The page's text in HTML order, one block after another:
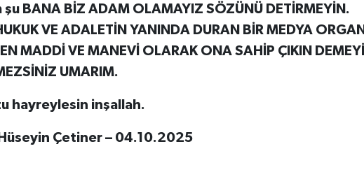
BANA BİZ ADAM OLAMAYIZ SÖZÜNÜ DETİRMEYİN.
VE ADALETİN YANINDA DURAN BİR MEDYA ORGANI
MADDİ VE MANEVİ OLARAK ONA SAHİP ÇIKIN DEMEYİ
UMARIM.
hayreylesin inşallah.
Çetiner – 04.10.2025